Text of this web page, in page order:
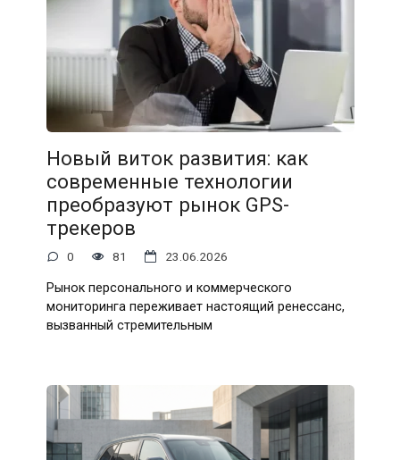
Новый виток развития: как
современные технологии
преобразуют рынок GPS-
трекеров
0 81 23.06.2026
Рынок персонального и коммерческого
мониторинга переживает настоящий ренессанс,
вызванный стремительным